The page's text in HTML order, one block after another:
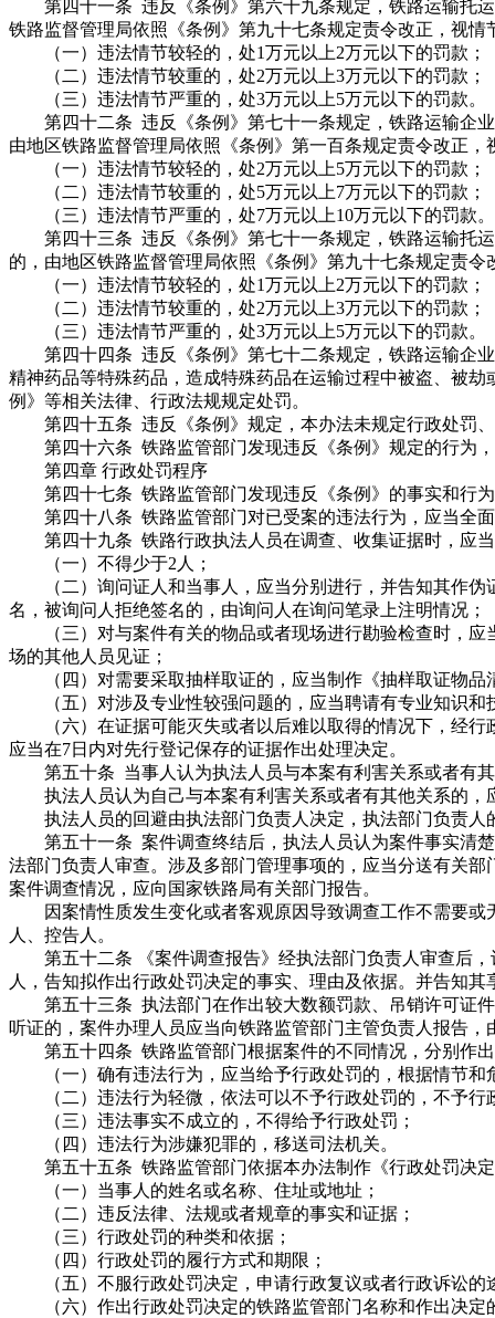
第四十一条 违反《条例》第六十九条规定，铁路运输托运
铁路监督管理局依照《条例》第九十七条规定责令改正，视情
（一）违法情节较轻的，处1万元以上2万元以下的罚款；
（二）违法情节较重的，处2万元以上3万元以下的罚款；
（三）违法情节严重的，处3万元以上5万元以下的罚款。
第四十二条 违反《条例》第七十一条规定，铁路运输企业
由地区铁路监督管理局依照《条例》第一百条规定责令改正，
（一）违法情节较轻的，处2万元以上5万元以下的罚款；
（二）违法情节较重的，处5万元以上7万元以下的罚款；
（三）违法情节严重的，处7万元以上10万元以下的罚款。
第四十三条 违反《条例》第七十一条规定，铁路运输托运
的，由地区铁路监督管理局依照《条例》第九十七条规定责令
（一）违法情节较轻的，处1万元以上2万元以下的罚款；
（二）违法情节较重的，处2万元以上3万元以下的罚款；
（三）违法情节严重的，处3万元以上5万元以下的罚款。
第四十四条 违反《条例》第七十二条规定，铁路运输企业
精神药品等特殊药品，造成特殊药品在运输过程中被盗、被
例》等相关法律、行政法规规定处罚。
第四十五条 违反《条例》规定，本办法未规定行政处罚、
第四十六条 铁路监管部门发现违反《条例》规定的行为，
第四章 行政处罚程序
第四十七条 铁路监管部门发现违反《条例》的事实和行为
第四十八条 铁路监管部门对已受案的违法行为，应当全面
第四十九条 铁路行政执法人员在调查、收集证据时，应
（一）不得少于2人；
（二）询问证人和当事人，应当分别进行，并告知其作伪
名，被询问人拒绝签名的，由询问人在询问笔录上注明情况；
（三）对与案件有关的物品或者现场进行勘验检查时，应
场的其他人员见证；
（四）对需要采取抽样取证的，应当制作《抽样取证物品
（五）对涉及专业性较强问题的，应当聘请有专业知识和
（六）在证据可能灭失或者以后难以取得的情况下，经行
应当在7日内对先行登记保存的证据作出处理决定。
第五十条 当事人认为执法人员与本案有利害关系或者有其
执法人员认为自己与本案有利害关系或者有其他关系的，
执法人员的回避由执法部门负责人决定，执法部门负责人
第五十一条 案件调查终结后，执法人员认为案件事实清楚
法部门负责人审查。涉及多部门管理事项的，应当分送有关
案件调查情况，应向国家铁路局有关部门报告。
因案情性质发生变化或者客观原因导致调查工作不需要或
人、控告人。
第五十二条 《案件调查报告》经执法部门负责人审查后，
人，告知拟作出行政处罚决定的事实、理由及依据。并告知
第五十三条 执法部门在作出较大数额罚款、吊销许可证件
听证的，案件办理人员应当向铁路监管部门主管负责人报告
第五十四条 铁路监管部门根据案件的不同情况，分别作出
（一）确有违法行为，应当给予行政处罚的，根据情节和
（二）违法行为轻微，依法可以不予行政处罚的，不予行
（三）违法事实不成立的，不得给予行政处罚；
（四）违法行为涉嫌犯罪的，移送司法机关。
第五十五条 铁路监管部门依据本办法制作《行政处罚决定
（一）当事人的姓名或名称、住址或地址；
（二）违反法律、法规或者规章的事实和证据；
（三）行政处罚的种类和依据；
（四）行政处罚的履行方式和期限；
（五）不服行政处罚决定，申请行政复议或者行政诉讼的
（六）作出行政处罚决定的铁路监管部门名称和作出决定